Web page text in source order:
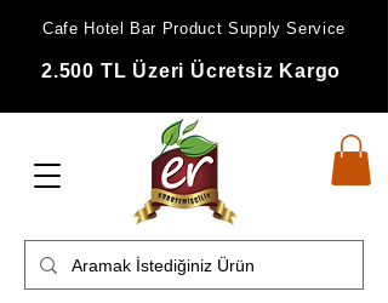
Cafe Hotel Bar Product Supply Service
2.500 TL Üzeri Ücretsiz Kargo